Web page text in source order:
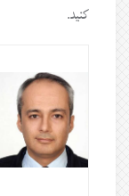
کنید.